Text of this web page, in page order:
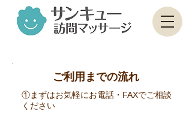
ご利用までの流れ
①まずはお気軽にお電話・FAXでご相談
ください